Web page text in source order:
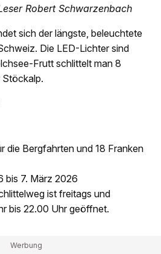
Robert Schwarzenbach
sich der längste, beleuchtete
Die LED-Lichter sind
Frutt schlittelt man 8
Stöckalp.
die Bergfahrten und 18 Franken
bis 7. März 2026
ist freitags und
bis 22.00 Uhr geöffnet.